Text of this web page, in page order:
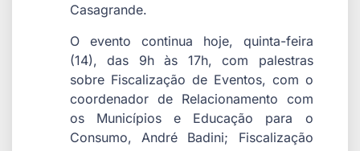
Casagrande.
O evento continua hoje, quinta-feira
(14), das 9h às 17h, com palestras
sobre Fiscalização de Eventos, com o
coordenador de Relacionamento com
os Municípios e Educação para o
Consumo, André Badini; Fiscalização